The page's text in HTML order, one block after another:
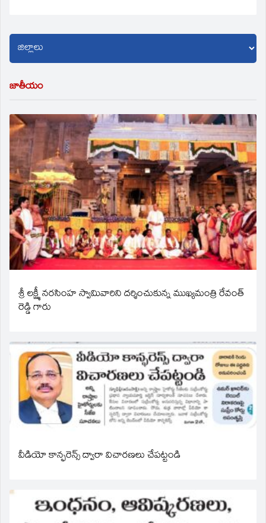
జాతీయం
శ్రీ లక్ష్మీ నరసింహ స్వామివారిని దర్శించుకున్న ముఖ్యమంత్రి రేవంత్
రెడ్డి గారు
వీడియో కాన్ఫరెన్స్ ద్వారా విచారణలు చేపట్టండి